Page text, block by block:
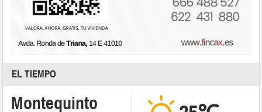
EL TIEMPO
Montequinto